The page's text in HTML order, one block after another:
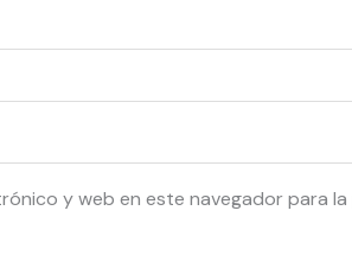
y web en este navegador para